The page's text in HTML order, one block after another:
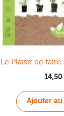
Le Plaisir de
14,50
Ajouter